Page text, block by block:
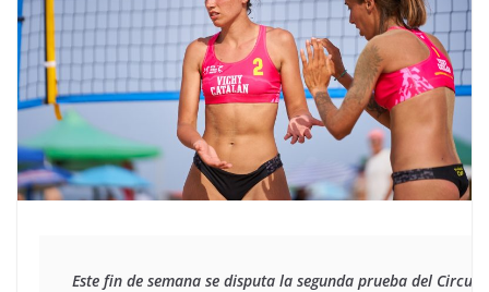
Este fin de semana se disputa la segunda prueba del